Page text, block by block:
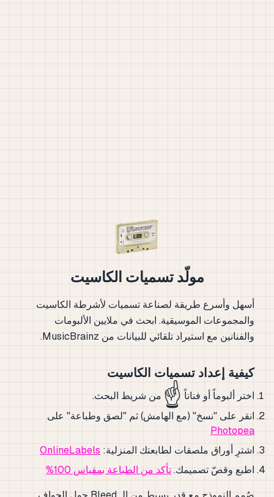
مولّد تسميات الكاسيت
أسهل وأسرع طريقة لصناعة تسميات لأشرطة الكاسيت
والمجموعات الموسيقية. ابحث في ملايين الألبومات
والفنانين مع استيراد تلقائي للبيانات من MusicBrainz.
كيفية إعداد تسميات الكاسيت
اختر ألبوماً أو فناناً ☝️ من شريط البحث.
انقر على "نسخ" (مع الهامش) ثم "لصق وطباعة" على
Photopea
اشترِ أوراق ملصقات لطابعتك المنزلية: OnlineLabels
اطبع وقصّ تصميمك.تأكد من الطباعة بمقياس 100%